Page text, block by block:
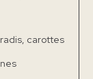
carottes